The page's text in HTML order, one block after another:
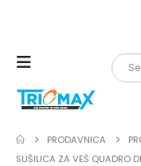
PRODAVNICA
SUŠILICA ZA VEŠ QUADRO